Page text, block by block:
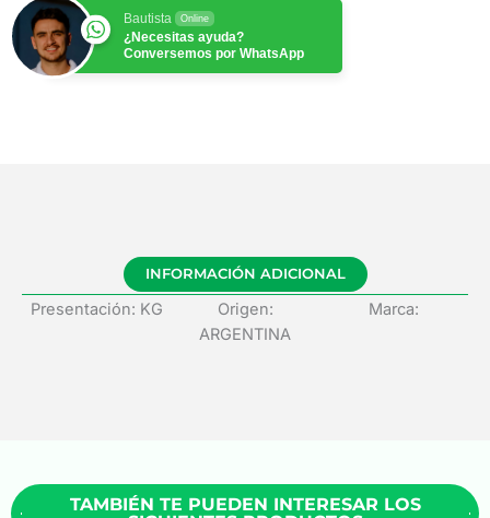
Bautista Online
¿Necesitas ayuda?
Conversemos por WhatsApp
INFORMACIÓN ADICIONAL
Presentación: KG
Origen:
ARGENTINA
Marca:
TAMBIÉN TE PUEDEN INTERESAR LOS